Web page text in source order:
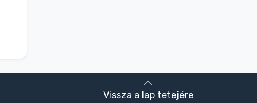
Vissza a lap tetejére